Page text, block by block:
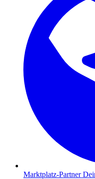
Marktplatz-Partner